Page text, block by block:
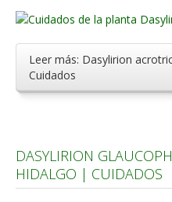
Leer más: Dasylirion
Cuidados
DASYLIRION
HIDALGO | CUIDADOS